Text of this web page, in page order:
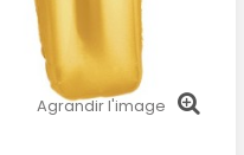
Agrandir l'image